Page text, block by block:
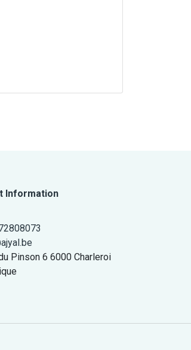
Information
Pinson 6 6000 Charleroi